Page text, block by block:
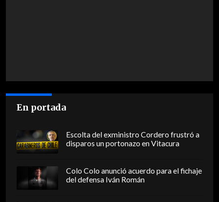
En portada
Escolta del exministro Cordero frustró a
disparos un portonazo en Vitacura
Colo Colo anunció acuerdo para el fichaje
del defensa Iván Román